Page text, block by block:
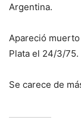
Argentina.
Apareció
Plata el 24/3/75.
Se carece de